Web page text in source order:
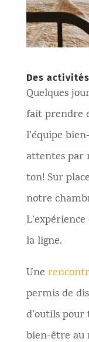
Des
Quelques
fait prendre
l’équipe
attentes par
ton! Sur
notre
la ligne.
Une
permis de
d’outils
bien-être au